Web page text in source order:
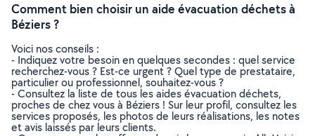
Comment bien choisir un aide évacuation déchets à
Béziers ?
Voici nos conseils :
- Indiquez votre besoin en quelques secondes : quel service
recherchez-vous ? Est-ce urgent ? Quel type de prestataire,
particulier ou professionnel, souhaitez-vous ?
- Consultez la liste de tous les aides évacuation déchets,
proches de chez vous à Béziers ! Sur leur profil, consultez les
services proposés, les photos de leurs réalisations, les notes
et avis laissés par leurs clients.